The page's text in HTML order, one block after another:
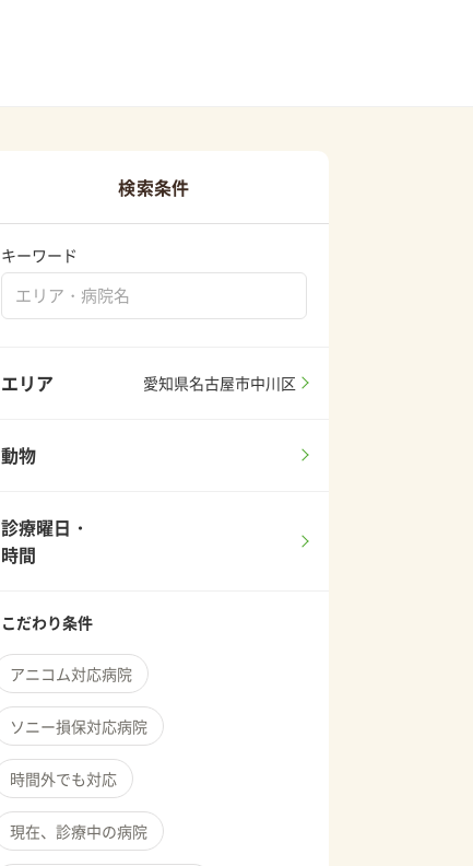
検索条件
キーワード
エリア 愛知県名古屋市中川区
動物
診療曜日・
時間
こだわり条件
アニコム対応病院
ソニー損保対応病院
時間外でも対応
現在、診療中の病院